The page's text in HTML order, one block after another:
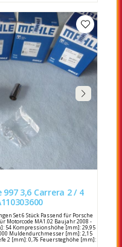
9A110303600
Set 6 Stück Passend für Porsche
Motorcode MA1.02 Baujahr 2008 -
54 Kompressionshöhe [mm]: 29,95
Muldendurchmesser [mm]: 2,15
2 [mm]: 0,76 Feuersteghöhe [mm]: